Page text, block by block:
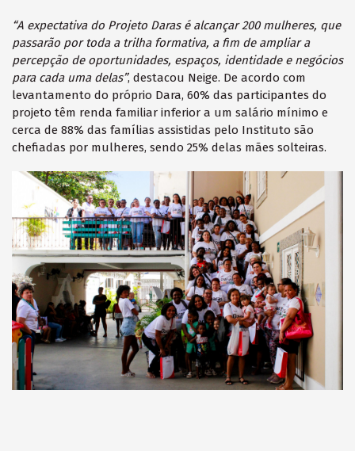
“A expectativa do Projeto Daras é alcançar 200 mulheres, que
passarão por toda a trilha formativa, a fim de ampliar a
percepção de oportunidades, espaços, identidade e negócios
para cada uma delas”, destacou Neige. De acordo com
levantamento do próprio Dara, 60% das participantes do
projeto têm renda familiar inferior a um salário mínimo e
cerca de 88% das famílias assistidas pelo Instituto são
chefiadas por mulheres, sendo 25% delas mães solteiras.